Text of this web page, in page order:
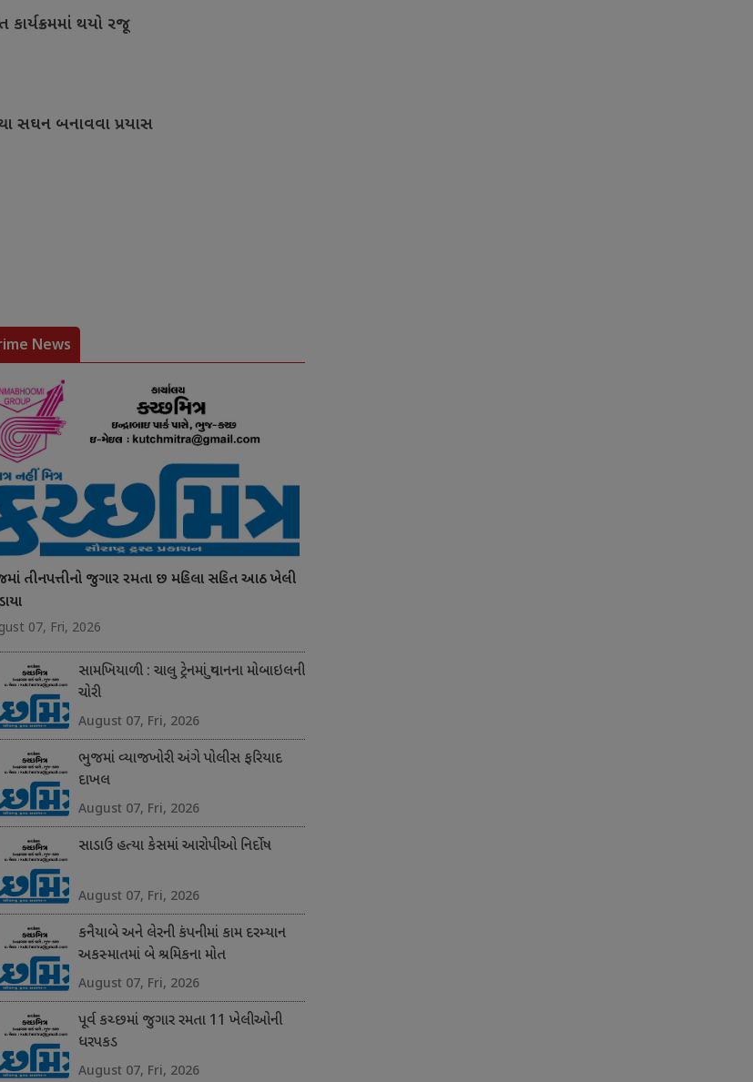
કાર્યક્રમમાં થયો રજૂ
સઘન બનાવવા પ્રયાસ
News
તીનપત્તીનો જુગાર રમતા છ મહિલા સહિત આઠ ખેલી
07, Fri, 2026
સામખિયાળી : ચાલુ ટ્રેનમાં યુવાનના મોબાઇલની
ચોરી
August 07, Fri, 2026
ભુજમાં વ્યાજખોરી અંગે પોલીસ ફરિયાદ
દાખલ
August 07, Fri, 2026
સાડાઉ હત્યા કેસમાં આરોપીઓ નિર્દોષ
August 07, Fri, 2026
કનૈયાબે અને લેરની કંપનીમાં કામ દરમ્યાન
અકસ્માતમાં બે શ્રમિકના મોત
August 07, Fri, 2026
પૂર્વ કચ્છમાં જુગાર રમતા 11 ખેલીઓની
ધરપકડ
August 07, Fri, 2026